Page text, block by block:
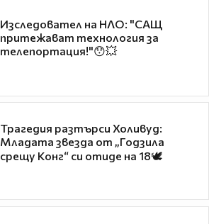
Изследовател на НЛО: "САЩ
притежават технология за
телепортация!"😯💥
Трагедия разтърси Холивуд:
Младата звезда от „Годзила
срещу Конг“ си отиде на 18🕊️